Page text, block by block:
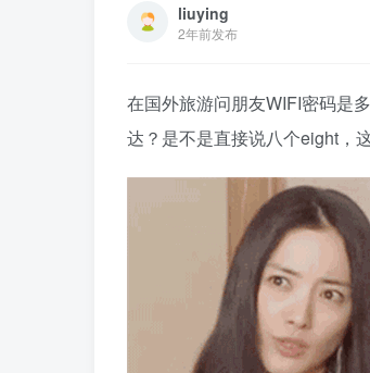
liuying
2年前发布
在国外旅游问朋友WIFI密码是
达？是不是直接说八个eight，